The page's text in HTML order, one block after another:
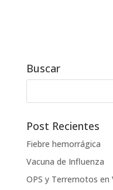
Buscar
Post Recientes
Fiebre hemorrágica
Vacuna de Influenza
OPS y Terremotos en